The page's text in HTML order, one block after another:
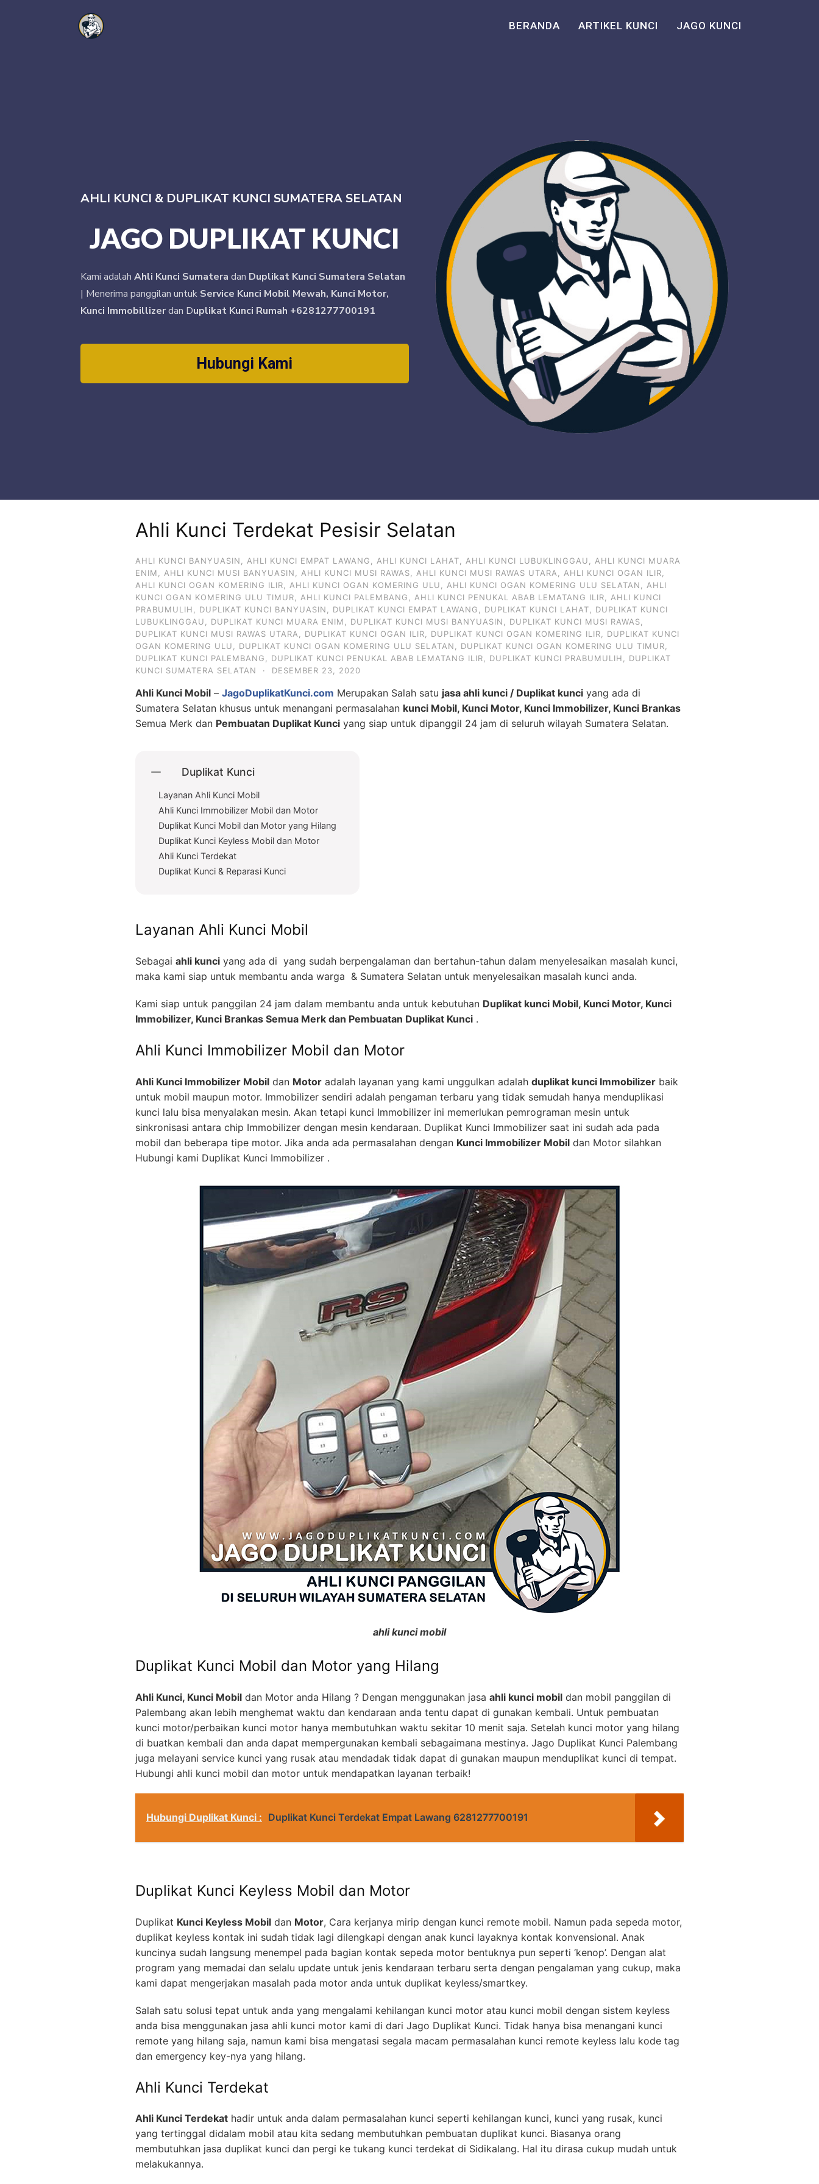
BERANDA ARTIKEL KUNCI JAGO KUNCI
AHLI KUNCI & DUPLIKAT KUNCI SUMATERA SELATAN
JAGO DUPLIKAT KUNCI
Kami adalah Ahli Kunci Sumatera dan Duplikat Kunci Sumatera Selatan
| Menerima panggilan untuk Service Kunci Mobil Mewah, Kunci Motor,
Kunci Immobillizerdan Duplikat Kunci Rumah +6281277700191
Hubungi Kami
Ahli Kunci Terdekat Pesisir Selatan
AHLI KUNCI BANYUASIN AHLI KUNCI EMPAT LAWANG AHLI KUNCI LAHAT AHLI KUNCI LUBUKLINGGAU
AHLI KUNCI MUARA
ENIM
AHLI KUNCI MUSI BANYUASIN AHLI KUNCI MUSI RAWAS AHLI KUNCI MUSI RAWAS UTARA AHLI KUNCI OGAN ILIR
AHLI KUNCI OGAN KOMERING ILIR
AHLI KUNCI OGAN KOMERING ULU AHLI KUNCI OGAN KOMERING ULU SELATAN
AHLI
KUNCI OGAN KOMERING ULU TIMUR
AHLI KUNCI PALEMBANG AHLI KUNCI PENUKAL ABAB LEMATANG ILIR
AHLI KUNCI
PRABUMULIH
DUPLIKAT KUNCI BANYUASIN DUPLIKAT KUNCI EMPAT LAWANG DUPLIKAT KUNCI LAHAT
DUPLIKAT KUNCI
LUBUKLINGGAU
DUPLIKAT KUNCI MUARA ENIM DUPLIKAT KUNCI MUSI BANYUASIN DUPLIKAT KUNCI MUSI RAWAS
DUPLIKAT KUNCI MUSI RAWAS UTARA
DUPLIKAT KUNCI OGAN ILIR DUPLIKAT KUNCI OGAN KOMERING ILIR
DUPLIKAT KUNCI
OGAN KOMERING ULU
DUPLIKAT KUNCI OGAN KOMERING ULU SELATAN DUPLIKAT KUNCI OGAN KOMERING ULU TIMUR
DUPLIKAT KUNCI PALEMBANG
DUPLIKAT KUNCI PENUKAL ABAB LEMATANG ILIR DUPLIKAT KUNCI PRABUMULIH
DUPLIKAT
KUNCI SUMATERA SELATAN
· DESEMBER 23, 2020
Ahli Kunci Mobil – JagoDuplikatKunci.com Merupakan Salah satu jasa ahli kunci / Duplikat kunci yang ada di
Sumatera Selatan khusus untuk menangani permasalahan kunci Mobil, Kunci Motor, Kunci Immobilizer, Kunci Brankas
Semua Merk dan Pembuatan Duplikat Kunci yang siap untuk dipanggil 24 jam di seluruh wilayah Sumatera Selatan.
Duplikat Kunci
Layanan Ahli Kunci Mobil
Ahli Kunci Immobilizer Mobil dan Motor
Duplikat Kunci Mobil dan Motor yang Hilang
Duplikat Kunci Keyless Mobil dan Motor
Ahli Kunci Terdekat
Duplikat Kunci & Reparasi Kunci
Layanan Ahli Kunci Mobil
Sebagai ahli kunci yang ada di yang sudah berpengalaman dan bertahun-tahun dalam menyelesaikan masalah kunci,
maka kami siap untuk membantu anda warga & Sumatera Selatan untuk menyelesaikan masalah kunci anda.
Kami siap untuk panggilan 24 jam dalam membantu anda untuk kebutuhan Duplikat kunci Mobil, Kunci Motor, Kunci
Immobilizer, Kunci Brankas Semua Merk dan Pembuatan Duplikat Kunci .
Ahli Kunci Immobilizer Mobil dan Motor
Ahli Kunci Immobilizer Mobil dan Motor adalah layanan yang kami unggulkan adalah duplikat kunci Immobilizer baik
untuk mobil maupun motor. Immobilizer sendiri adalah pengaman terbaru yang tidak semudah hanya menduplikasi
kunci lalu bisa menyalakan mesin. Akan tetapi kunci Immobilizer ini memerlukan pemrograman mesin untuk
sinkronisasi antara chip Immobilizer dengan mesin kendaraan. Duplikat Kunci Immobilizer saat ini sudah ada pada
mobil dan beberapa tipe motor. Jika anda ada permasalahan dengan Kunci Immobilizer Mobil dan Motor silahkan
Hubungi kami Duplikat Kunci Immobilizer .
ahli kunci mobil
Duplikat Kunci Mobil dan Motor yang Hilang
Ahli Kunci, Kunci Mobil dan Motor anda Hilang ? Dengan menggunakan jasa ahli kunci mobil dan mobil panggilan di
Palembang akan lebih menghemat waktu dan kendaraan anda tentu dapat di gunakan kembali. Untuk pembuatan
kunci motor/perbaikan kunci motor hanya membutuhkan waktu sekitar 10 menit saja. Setelah kunci motor yang hilang
di buatkan kembali dan anda dapat mempergunakan kembali sebagaimana mestinya. Jago Duplikat Kunci Palembang
juga melayani service kunci yang rusak atau mendadak tidak dapat di gunakan maupun menduplikat kunci di tempat.
Hubungi ahli kunci mobil dan motor untuk mendapatkan layanan terbaik!
Hubungi Duplikat Kunci : Duplikat Kunci Terdekat Empat Lawang 6281277700191
Duplikat Kunci Keyless Mobil dan Motor
Duplikat Kunci Keyless Mobil dan Motor, Cara kerjanya mirip dengan kunci remote mobil. Namun pada sepeda motor,
duplikat keyless kontak ini sudah tidak lagi dilengkapi dengan anak kunci layaknya kontak konvensional. Anak
kuncinya sudah langsung menempel pada bagian kontak sepeda motor bentuknya pun seperti ‘kenop’. Dengan alat
program yang memadai dan selalu update untuk jenis kendaraan terbaru serta dengan pengalaman yang cukup, maka
kami dapat mengerjakan masalah pada motor anda untuk duplikat keyless/smartkey.
Salah satu solusi tepat untuk anda yang mengalami kehilangan kunci motor atau kunci mobil dengan sistem keyless
anda bisa menggunakan jasa ahli kunci motor kami di dari Jago Duplikat Kunci. Tidak hanya bisa menangani kunci
remote yang hilang saja, namun kami bisa mengatasi segala macam permasalahan kunci remote keyless lalu kode tag
dan emergency key-nya yang hilang.
Ahli Kunci Terdekat
Ahli Kunci Terdekat hadir untuk anda dalam permasalahan kunci seperti kehilangan kunci, kunci yang rusak, kunci
yang tertinggal didalam mobil atau kita sedang membutuhkan pembuatan duplikat kunci. Biasanya orang
membutuhkan jasa duplikat kunci dan pergi ke tukang kunci terdekat di Sidikalang. Hal itu dirasa cukup mudah untuk
melakukannya.